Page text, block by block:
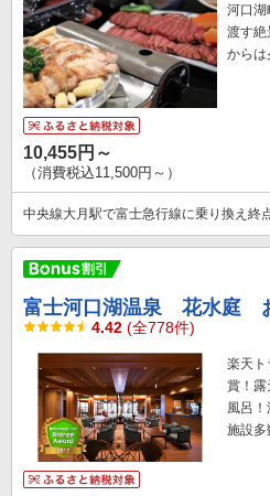
河口湖
渡す絶
から
10,455円～
（消費税込11,500円～）
中央線大月駅で富士急行線に乗り換え終
富士河口湖温泉 花水庭
4.42 (全778件)
楽天
賞！露
風呂
施設多